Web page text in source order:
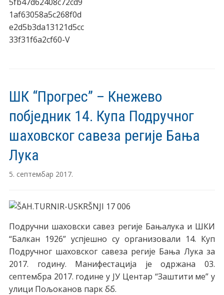
ШК “Прогрес” – Кнежево
побједник 14. Купа Подручног
шаховског савеза регије Бања
Лука
5. септембар 2017.
Подручни шаховски савез регије Бањалука и ШКИ
“Балкан 1926” успјешно су организовали 14. Куп
Подручног шаховског савеза регије Бања Лука за
2017. годину. Манифестација је одржана 03.
септембра 2017. године у ЈУ Центар “Заштити ме” у
улици Пољоканов парк бб.